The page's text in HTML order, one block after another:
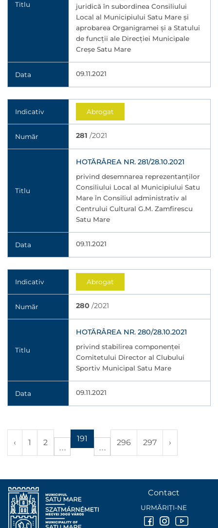
Titlu
juridică în subordinea Consiliului
Local al Municipiului Satu Mare și
aprobarea Organigramei și a Statului
de funcții ale Direcției Municipale
Creșe Satu Mare
Data 09.11.2021
Indicativ Abrogat
Număr 281 /2021
Titlu
HOTĂRÂREA NR. 281/28.10.2021
privind desemnarea reprezentanților
Consiliului Local al Municipiului Satu
Mare în Consiliul administrativ al
Centrului Cultural G.M. Zamfirescu
Satu Mare
Data 09.11.2021
Indicativ Abrogat
Număr 280 /2021
Titlu
HOTĂRÂREA NR. 280/28.10.2021
privind stabilirea componenței
Comitetului Director al Clubului
Sportiv Municipal Satu Mare
Data 09.11.2021
‹ 1 2 191 296 297 ›
Contact
URMĂRIȚI-NE